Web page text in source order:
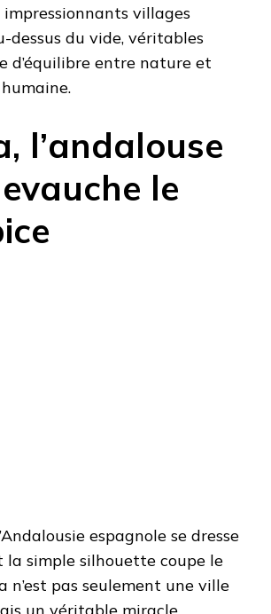
impressionnants villages
dessus du vide, véritables
d’équilibre entre nature et
l’andalouse
le
espagnole se dresse
la simple silhouette coupe le
n’est pas seulement une ville